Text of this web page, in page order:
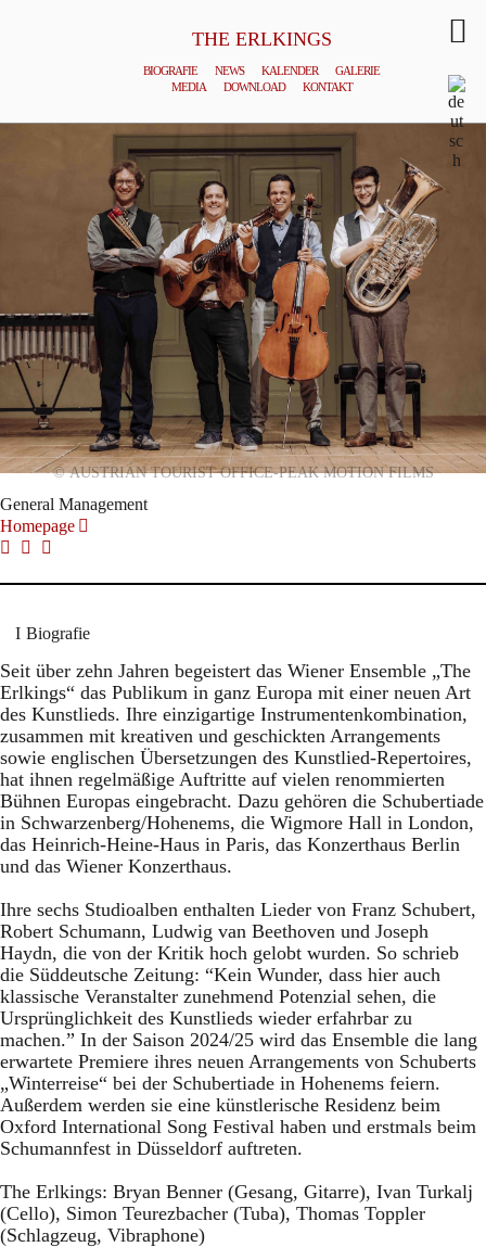
THE ERLKINGS
BIOGRAFIE NEWS KALENDER
GALERIE
MEDIA
DOWNLOAD KONTAKT
© AUSTRIAN TOURIST OFFICE-PEAK MOTION FILMS
General Management
Homepage
Biografie
Seit über zehn Jahren begeistert das Wiener Ensemble „The
Erlkings“ das Publikum in ganz Europa mit einer neuen Art
des Kunstlieds. Ihre einzigartige Instrumentenkombination,
zusammen mit kreativen und geschickten Arrangements
sowie englischen Übersetzungen des Kunstlied-Repertoires,
hat ihnen regelmäßige Auftritte auf vielen renommierten
Bühnen Europas eingebracht. Dazu gehören die Schubertiade
in Schwarzenberg/Hohenems, die Wigmore Hall in London,
das Heinrich-Heine-Haus in Paris, das Konzerthaus Berlin
und das Wiener Konzerthaus.
Ihre sechs Studioalben enthalten Lieder von Franz Schubert,
Robert Schumann, Ludwig van Beethoven und Joseph
Haydn, die von der Kritik hoch gelobt wurden. So schrieb
die Süddeutsche Zeitung: “Kein Wunder, dass hier auch
klassische Veranstalter zunehmend Potenzial sehen, die
Ursprünglichkeit des Kunstlieds wieder erfahrbar zu
machen.” In der Saison 2024/25 wird das Ensemble die lang
erwartete Premiere ihres neuen Arrangements von Schuberts
„Winterreise“ bei der Schubertiade in Hohenems feiern.
Außerdem werden sie eine künstlerische Residenz beim
Oxford International Song Festival haben und erstmals beim
Schumannfest in Düsseldorf auftreten.
The Erlkings: Bryan Benner (Gesang, Gitarre), Ivan Turkalj
(Cello), Simon Teurezbacher (Tuba), Thomas Toppler
(Schlagzeug, Vibraphone)